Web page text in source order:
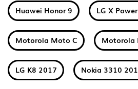
Huawei Honor 9 LG X
Motorola Moto C Motorola
LG K8 2017 Nokia 3310